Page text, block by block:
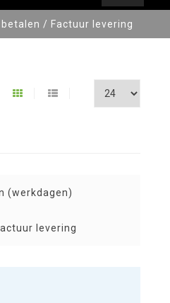
/ Factuur levering
(werkdagen)
levering